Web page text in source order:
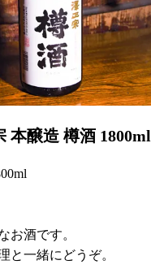
本醸造 樽酒 1800ml
お酒です。
と一緒にどうぞ。